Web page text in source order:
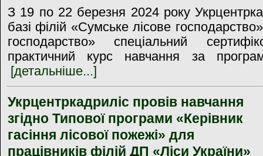
З 19 по 22 березня 2024 року
базі філій «Сумське лісове
господарство» спеціальний
практичний курс навчання за
[детальніше...]
Укрцентркадриліс провів навчання
згідно Типової програми «Керівник
гасіння лісової пожежі» для
працівників філій ДП «Ліси України»